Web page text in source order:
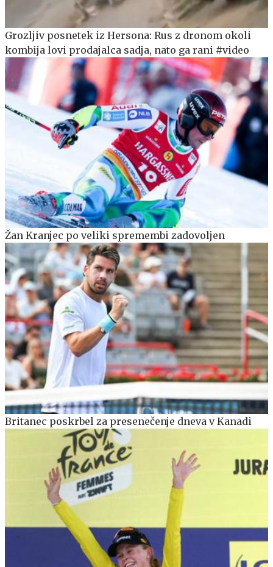
Grozljiv posnetek iz Hersona: Rus z dronom okoli
kombija lovi prodajalca sadja, nato ga rani #video
Žan Kranjec po veliki spremembi zadovoljen
Britanec poskrbel za presenečenje dneva v Kanadi